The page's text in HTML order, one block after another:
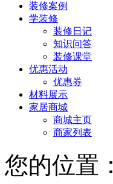
装修案例
学装修
装修日记
知识问答
装修课堂
优惠活动
优惠券
材料展示
家居商城
商城主页
商家列表
您的位置：